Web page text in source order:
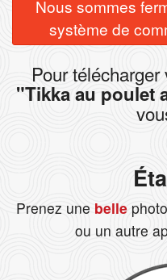
Emplacement
Français
Panier (0)
Nous sommes
système de
Pour
"Tikka au poulet
Prenez une belle
ou un autre